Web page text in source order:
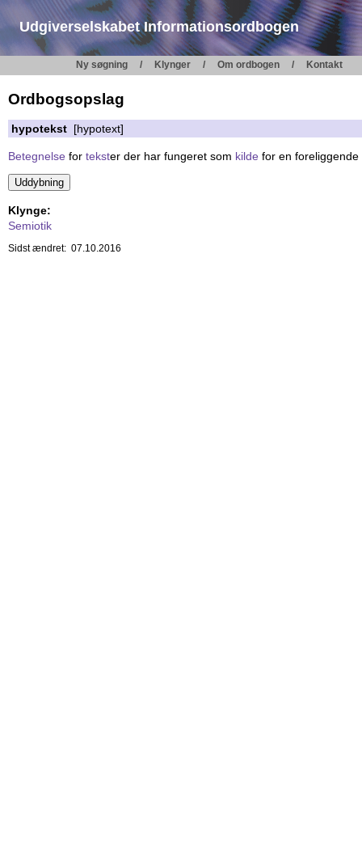
Udgiverselskabet Informationsordbogen
Ny søgning Klynger Om ordbogen Kontakt
Ordbogsopslag
hypotekst [hypotext]
Betegnelse for tekster der har fungeret som kilde for en
Klynge:
Semiotik
Sidst ændret: 07.10.2016